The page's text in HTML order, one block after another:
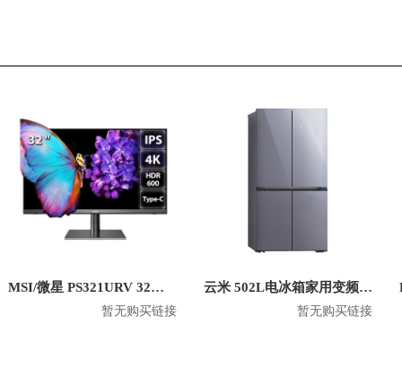
MSI/微星 PS321URV 32英寸4K显示屏
暂无购买链接
云米 502L电冰箱家用变频十字对开门双开门风冷无霜 BCD-502WGSA
暂无购买链接